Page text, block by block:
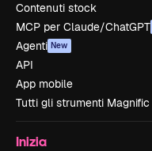
Contenuti stock
MCP per Claude/ChatGPT
Agenti New
API
App mobile
Tutti gli strumenti Magnific
Inizia